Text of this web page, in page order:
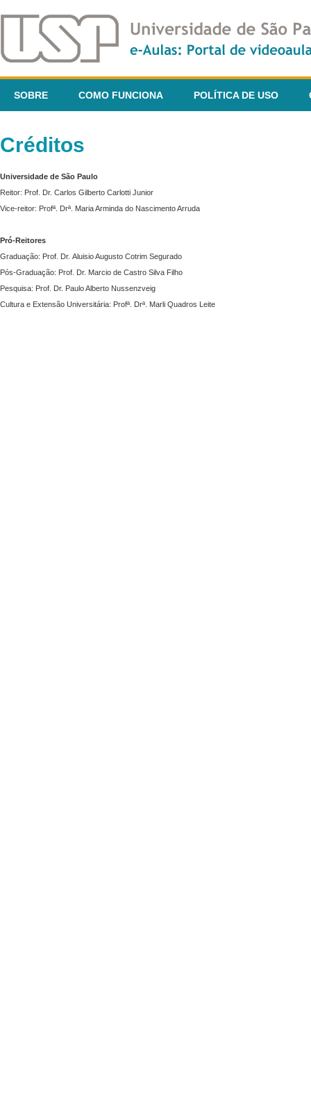
SOBRE COMO FUNCIONA POLÍTICA DE USO
Créditos
Universidade de São Paulo
Reitor: Prof. Dr. Carlos Gilberto Carlotti Junior
Vice-reitor: Profª. Drª. Maria Arminda do Nascimento Arruda
Pró-Reitores
Graduação: Prof. Dr. Aluisio Augusto Cotrim Segurado
Pós-Graduação: Prof. Dr. Marcio de Castro Silva Filho
Pesquisa: Prof. Dr. Paulo Alberto Nussenzveig
Cultura e Extensão Universitária: Profª. Drª. Marli Quadros Leite